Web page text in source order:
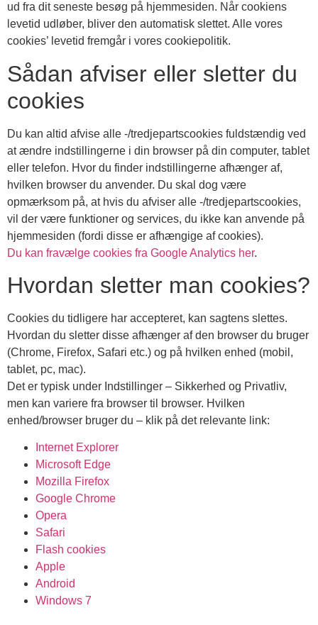
ud fra dit seneste besøg på hjemmesiden. Når cookiens
levetid udløber, bliver den automatisk slettet. Alle vores
cookies’ levetid fremgår i vores cookiepolitik.
Sådan afviser eller sletter du
cookies
Du kan altid afvise alle -/tredjepartscookies fuldstændig ved
at ændre indstillingerne i din browser på din computer, tablet
eller telefon. Hvor du finder indstillingerne afhænger af,
hvilken browser du anvender. Du skal dog være
opmærksom på, at hvis du afviser alle -/tredjepartscookies,
vil der være funktioner og services, du ikke kan anvende på
hjemmesiden (fordi disse er afhængige af cookies).
Du kan fravælge cookies fra Google Analytics her.
Hvordan sletter man cookies?
Cookies du tidligere har accepteret, kan sagtens slettes.
Hvordan du sletter disse afhænger af den browser du bruger
(Chrome, Firefox, Safari etc.) og på hvilken enhed (mobil,
tablet, pc, mac).
Det er typisk under Indstillinger – Sikkerhed og Privatliv,
men kan variere fra browser til browser. Hvilken
enhed/browser bruger du – klik på det relevante link:
Internet Explorer
Microsoft Edge
Mozilla Firefox
Google Chrome
Opera
Safari
Flash cookies
Apple
Android
Windows 7